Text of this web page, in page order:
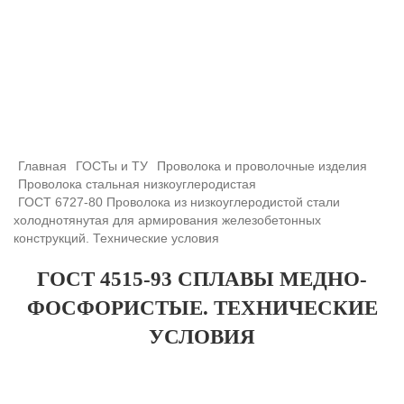
Главная ГОСТы и ТУ
Проволока и проволочные изделия
Проволока стальная низкоуглеродистая
ГОСТ 6727-80 Проволока из низкоуглеродистой стали
холоднотянутая для армирования железобетонных
конструкций. Технические условия
ГОСТ 4515-93 СПЛАВЫ МЕДНО-
ФОСФОРИСТЫЕ. ТЕХНИЧЕСКИЕ
УСЛОВИЯ